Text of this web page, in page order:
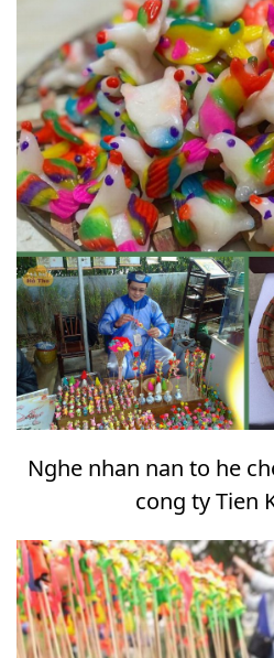
Nghe nhan nan to he
cong ty Tien